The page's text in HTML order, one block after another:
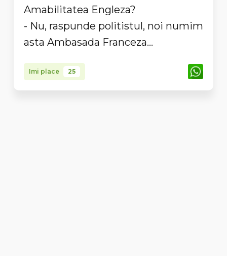
Amabilitatea Engleza?
- Nu, raspunde politistul, noi numim
asta Ambasada Franceza...
Imi place 25